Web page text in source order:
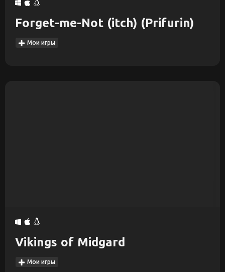
Forget-me-Not (itch) (Prifurin)
Мои игры
Vikings of Midgard
Мои игры